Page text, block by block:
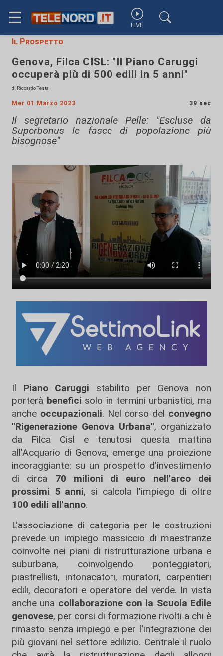
☰ LIVE
Il Prospetto
Genova, Filca CISL: "Il Piano Caruggi
occuperà più di 500 edili in 5 anni"
di Riccardo Testa
Mer 01 Marzo 2023 39 sec
Il segretario nazionale Pelle: "Escluse da
Superbonus le fasce di popolazione più
bisognose"
Il Piano Caruggi stabilito per Genova non
porterà benefici solo in termini urbanistici, ma
anche occupazionali. Nel corso del convegno
"Rigenerazione Genova Urbana", organizzato
da Filca Cisl e tenutosi questa mattina
all'Acquario di Genova, emerge una proiezione
incoraggiante: su un prospetto d'investimento
di circa 70 milioni di euro nell'arco dei
prossimi 5 anni, si calcola l'impiego di oltre
100 edili all'anno.
L'associazione di categoria per le costruzioni
prevede un impiego massiccio di maestranze
coinvolte nei piani di ristrutturazione urbana e
suburbana, coinvolgendo ponteggiatori,
piastrellisti, intonacatori, muratori, carpentieri
edili, decoratori e operatore del verde. In vista
anche una collaborazione con la Scuola Edile
genovese, per corsi di formazione rivolti a chi è
rimasto senza impiego e per l'integrazione dei
più giovani nel settore edilizio. Centrale il ruolo